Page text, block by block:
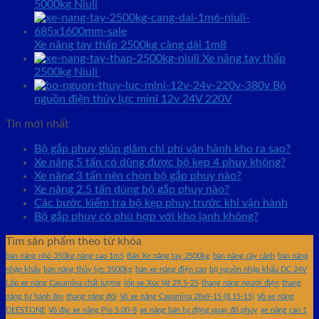
5000kg Niuli
Xe nâng tay thấp 2500kg càng dài 1m8
Xe nâng tay thấp
2500kg Niuli
Bộ
nguồn điện thủy lực mini 12v 24V 220V
Tin mới nhất
Bộ gắp phuy giúp giảm chi phí vận hành kho ra sao?
Xe nâng 5 tấn có dùng được bộ kẹp 4 phuy không?
Xe nâng 3 tấn nên chọn bộ gắp phuy nào?
Xe nâng 2.5 tấn dùng bộ gắp phuy nào?
Các bước kiểm tra bộ kẹp phuy trước khi vận hành
Bộ gắp phuy có phù hợp với kho lạnh không?
Tìm sản phẩm theo từ khóa
bàn nâng nhỏ 350kg nâng cao 1m5 Bán Xe nâng tay 2500kg bàn nâng cây cảnh bàn nâng
nhập khẩu bàn nâng thủy lực 3500kg bán xe nâng điện cao bộ nguồn nhập khẩu DC 24V
Lốp xe nâng Casumina chất lượng
lốp xe Xúc lật 29.5-25 thang nâng người điện thang
nâng tự hành 8m thang nâng đôi Vỏ xe nâng Casumina 28x9-15 (8.15-15) Vỏ xe nâng
DEESTONE Vỏ đặc xe nâng Pio 5.00-8 xe nâng bán tự động quay đổ phuy xe nâng cao 1